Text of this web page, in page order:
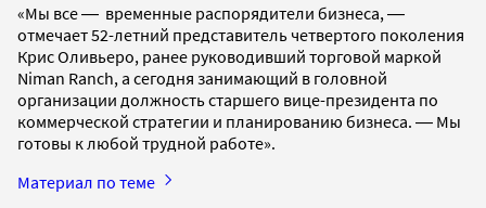
«Мы все ― временные распорядители бизнеса, ―
отмечает 52-летний представитель четвертого поколения
Крис Оливьеро, ранее руководивший торговой маркой
Niman Ranch, а сегодня занимающий в головной
организации должность старшего вице-президента по
коммерческой стратегии и планированию бизнеса. ― Мы
готовы к любой трудной работе».
Материал по теме